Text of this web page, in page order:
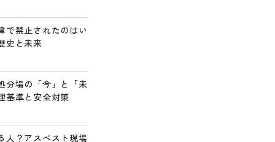
で禁止されたのはい
史と未来
分場の「今」と「未
基準と安全対策
人？アスベスト現場